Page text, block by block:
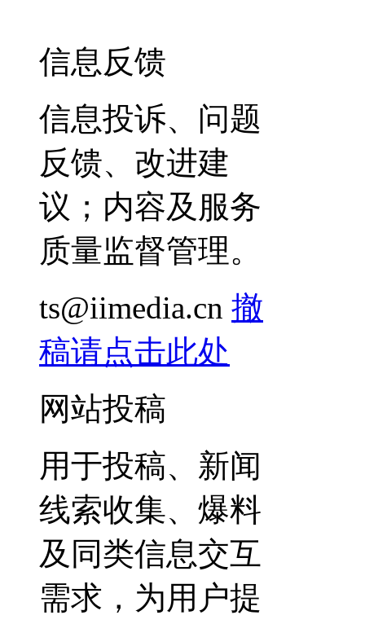
信息反馈
信息投诉、问题
反馈、改进建
议；内容及服务
质量监督管理。
ts@iimedia.cn 撤
稿请点击此处
网站投稿
用于投稿、新闻
线索收集、爆料
及同类信息交互
需求，为用户提